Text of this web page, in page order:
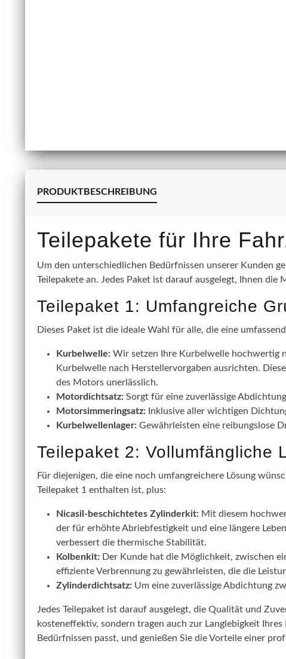
PRODUKTBESCHREIBUNG
Teilepakete für Ihre
Um den unterschiedlichen Bedürfnissen unserer Kunden
Teilepakete an. Jedes Paket ist darauf ausgelegt, Ihnen
Teilepaket 1: Umfangreiche
Dieses Paket ist die ideale Wahl für alle, die eine
Kurbelwelle: Wir setzen Ihre Kurbelwelle hochwertig
Kurbelwelle nach Herstellervorgaben ausrichten.
des Motors unerlässlich.
Motordichtsatz: Sorgt für eine zuverlässige
Motorsimmeringsatz: Inklusive aller wichtigen
Kurbelwellenlager: Gewährleisten eine reibungslose
Teilepaket 2: Vollumfängliche
Für diejenigen, die eine noch umfangreichere Lösung
Teilepaket 1 enthalten ist, plus:
Nicasil-beschichtetes Zylinderkit: Mit diesem
der für erhöhte Abriebfestigkeit und eine längere
verbessert die thermische Stabilität.
Kolbenkit: Der Kunde hat die Möglichkeit, zwischen
effiziente Verbrennung zu gewährleisten, die die
Zylinderdichtsatz: Um eine zuverlässige Abdichtung
Jedes Teilepaket ist darauf ausgelegt, die Qualität und
kosteneffektiv, sondern tragen auch zur Langlebigkeit
Bedürfnissen passt, und genießen Sie die Vorteile einer